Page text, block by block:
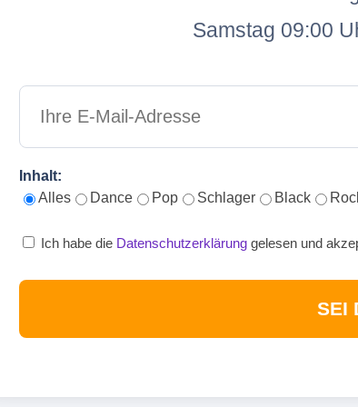
Samstag 09:00
Inhalt:
Alles
Dance Pop Schlager Black
Ich habe die Datenschutzerklärung gelesen und
SEI